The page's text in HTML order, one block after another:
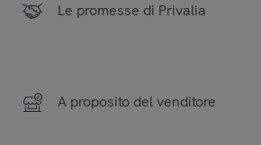
Le promesse di Privalia
A proposito del venditore